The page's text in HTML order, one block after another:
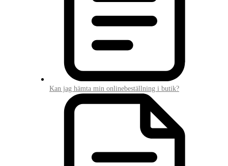
Kan jag hämta min onlinebeställning i butik?